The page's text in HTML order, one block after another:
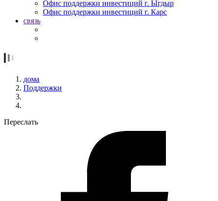
Офис поддержки инвестиций г. Ыгдыр
Офис поддержки инвестиций г. Карс
связь
дома
Поддержки
Переслать